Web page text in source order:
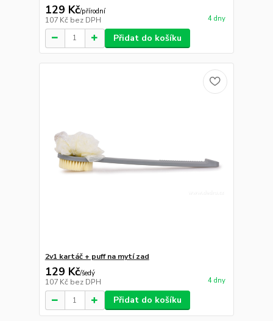
129 Kč/přírodní
107 Kč bez DPH 4 dny
Přidat do košíku
2v1 kartáč + puff na mytí zad
129 Kč/šedý
107 Kč bez DPH 4 dny
Přidat do košíku